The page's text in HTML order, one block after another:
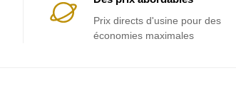
Prix ​​directs d'usine pour des
économies maximales